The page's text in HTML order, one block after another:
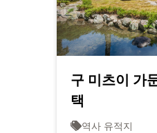
구 미츠이 가
택
역사 유적지